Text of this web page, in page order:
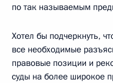
по так называемым
Хотел бы подчеркнуть,
все необходимые
правовые позиции и
суды на более широкое